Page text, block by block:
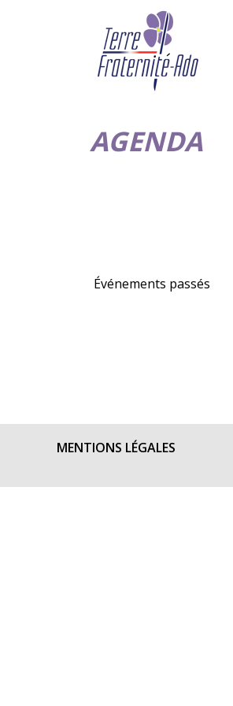
AGENDA
Événements passés
MENTIONS LÉGALES